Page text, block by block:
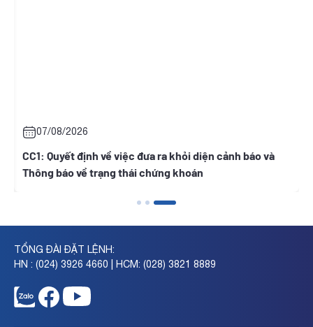
ONW: Quyết định
việc đưa ra khỏi diện cảnh báo và
thái chứng khoán
TỔNG ĐÀI ĐẶT LỆNH:
HN : (024) 3926 4660 | HCM: (028) 3821 8889